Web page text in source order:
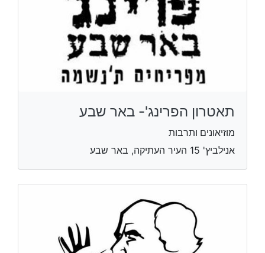
תאטרון הפרינג'- באר שבע
מוזיאונים ותרבות
אנילביץ' 15 העיר העתיקה, באר שבע